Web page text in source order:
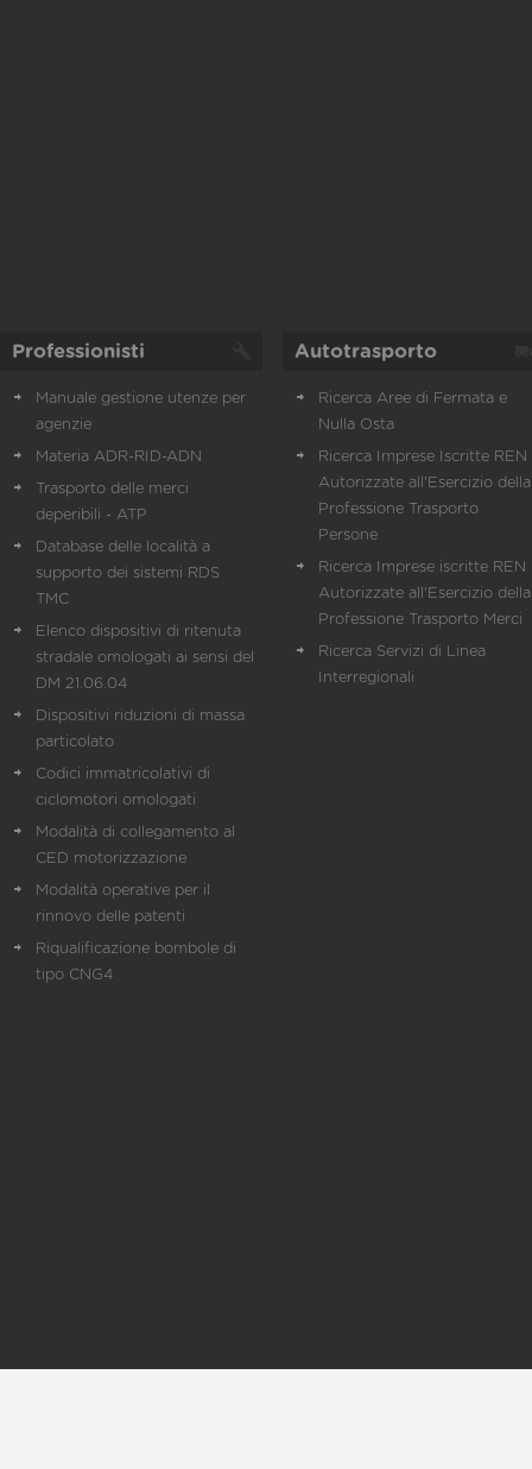
Professionisti
Manuale gestione utenze per
agenzie
Materia ADR-RID-ADN
Trasporto delle merci
deperibili - ATP
Database delle località a
supporto dei sistemi RDS
TMC
Elenco dispositivi di ritenuta
stradale omologati ai sensi del
DM 21.06.04
Dispositivi riduzioni di massa
particolato
Codici immatricolativi di
ciclomotori omologati
Modalità di collegamento al
CED motorizzazione
Modalità operative per il
rinnovo delle patenti
Riqualificazione bombole di
tipo CNG4
Autotrasporto
Ricerca Aree di Fermata e
Nulla Osta
Ricerca Imprese Iscritte REN
Autorizzate all'Esercizio della
Professione Trasporto
Persone
Ricerca Imprese iscritte REN
Autorizzate all'Esercizio della
Professione Trasporto Merci
Ricerca Servizi di Linea
Interregionali